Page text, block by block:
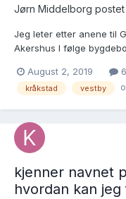
Jørn Middelborg postet
Jeg leter etter anene til
Akershus I følge
og Gunhild Einarsdatter
med 2 (av 3) koner...
August 2, 2019
kråkstad vestby
kjenner navnet
hvordan kan